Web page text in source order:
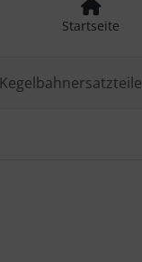
Startseite
Kegelbahnersatzteile